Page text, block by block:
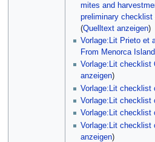
mites and
preliminary checklist
(Quelltext anzeigen)
Vorlage:Lit Prieto et
From Menorca Island
Vorlage:Lit checklist
anzeigen)
Vorlage:Lit checklist
Vorlage:Lit checklist
Vorlage:Lit checklist
Vorlage:Lit checklist
anzeigen)